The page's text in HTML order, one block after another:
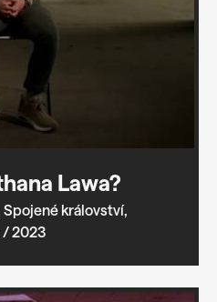
Lawa?
Spojené království,
/ 2023